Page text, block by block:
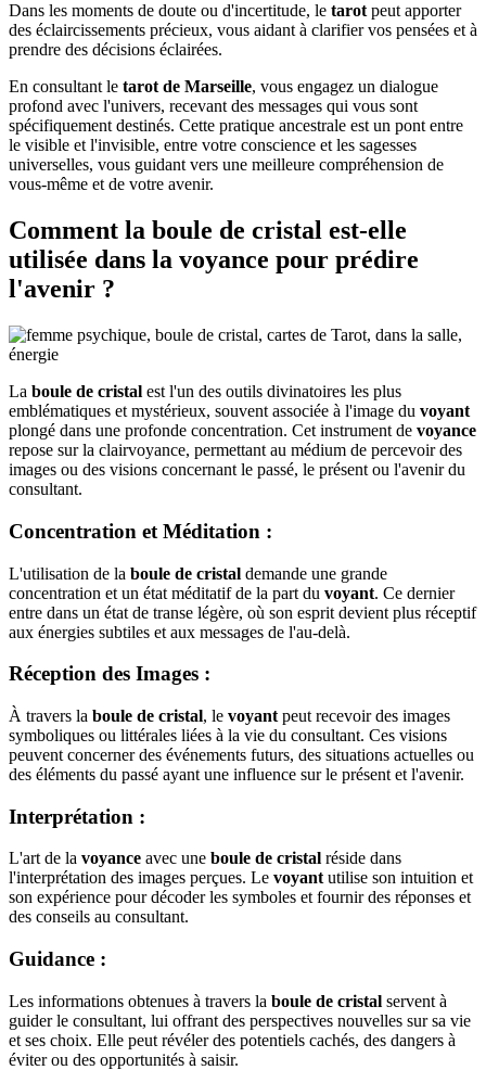
Dans les moments de doute ou d'incertitude, le tarot peut apporter
des éclaircissements précieux, vous aidant à clarifier vos pensées et à
prendre des décisions éclairées.
En consultant le tarot de Marseille, vous engagez un dialogue
profond avec l'univers, recevant des messages qui vous sont
spécifiquement destinés. Cette pratique ancestrale est un pont entre
le visible et l'invisible, entre votre conscience et les sagesses
universelles, vous guidant vers une meilleure compréhension de
vous-même et de votre avenir.
Comment la boule de cristal est-elle
utilisée dans la voyance pour prédire
l'avenir ?
La boule de cristal est l'un des outils divinatoires les plus
emblématiques et mystérieux, souvent associée à l'image du voyant
plongé dans une profonde concentration. Cet instrument de voyance
repose sur la clairvoyance, permettant au médium de percevoir des
images ou des visions concernant le passé, le présent ou l'avenir du
consultant.
Concentration et Méditation :
L'utilisation de la boule de cristal demande une grande
concentration et un état méditatif de la part du voyant. Ce dernier
entre dans un état de transe légère, où son esprit devient plus réceptif
aux énergies subtiles et aux messages de l'au-delà.
Réception des Images :
À travers la boule de cristal, le voyant peut recevoir des images
symboliques ou littérales liées à la vie du consultant. Ces visions
peuvent concerner des événements futurs, des situations actuelles ou
des éléments du passé ayant une influence sur le présent et l'avenir.
Interprétation :
L'art de la voyance avec une boule de cristal réside dans
l'interprétation des images perçues. Le voyant utilise son intuition et
son expérience pour décoder les symboles et fournir des réponses et
des conseils au consultant.
Guidance :
Les informations obtenues à travers la boule de cristal servent à
guider le consultant, lui offrant des perspectives nouvelles sur sa vie
et ses choix. Elle peut révéler des potentiels cachés, des dangers à
éviter ou des opportunités à saisir.